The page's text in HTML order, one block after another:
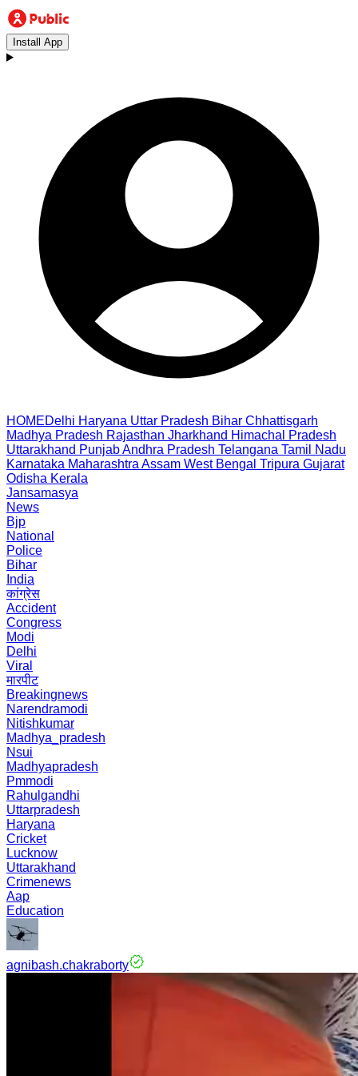
Install App
HOMEDelhi Haryana Uttar Pradesh Bihar Chhattisgarh
Madhya Pradesh Rajasthan Jharkhand Himachal Pradesh
Uttarakhand PunjabAndhra Pradesh Telangana Tamil Nadu
Karnataka Maharashtra Assam West Bengal Tripura Gujarat
Odisha Kerala
Jansamasya
News
Bjp
National
Police
Bihar
India
कांग्रेस
Accident
Congress
Modi
Delhi
Viral
मारपीट
Breakingnews
Narendramodi
Nitishkumar
Madhya_pradesh
Nsui
Madhyapradesh
Pmmodi
Rahulgandhi
Uttarpradesh
Haryana
Cricket
Lucknow
Uttarakhand
Crimenews
Aap
Education
agnibash.chakraborty